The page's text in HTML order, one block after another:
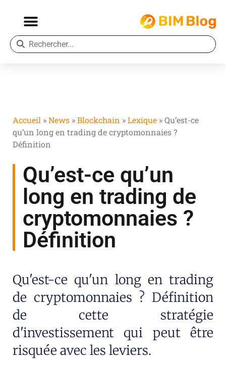
Accueil »News »Blockchain »Lexique »Qu’est-ce
qu’un long en trading de cryptomonnaies ?
Définition
Qu’est-ce qu’un
long en trading de
cryptomonnaies ?
Définition
Qu'est-ce qu'un long en trading
de cryptomonnaies ? Définition
de cette stratégie
d'investissement qui peut être
risquée avec les leviers.